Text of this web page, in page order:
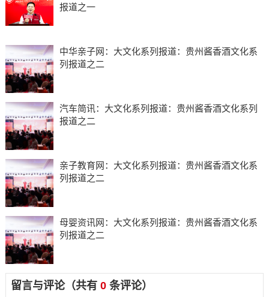
报道之一
中华亲子网：大文化系列报道：贵州酱香酒文化系
列报道之二
汽车简讯：大文化系列报道：贵州酱香酒文化系列
报道之二
亲子教育网：大文化系列报道：贵州酱香酒文化系
列报道之二
母婴资讯网：大文化系列报道：贵州酱香酒文化系
列报道之二
留言与评论（共有 0条评论）